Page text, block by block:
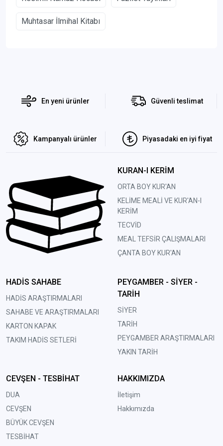
Muhtasar İlmihal Kitabı
En yeni ürünler Güvenli teslimat
Kampanyalı ürünler Piyasadaki en iyi fiyat
KURAN-I KERİM
ORTA BOY KUR'AN
KELİME MEALİ VE KUR'AN-I
KERİM
TECVİD
MEAL TEFSİR ÇALIŞMALARI
ÇANTA BOY KUR'AN
HADİS SAHABE
HADİS ARAŞTIRMALARI
SAHABE VE ARAŞTIRMALARI
KARTON KAPAK
TAKIM HADİS SETLERİ
PEYGAMBER - SİYER -
TARİH
SİYER
TARİH
PEYGAMBER ARAŞTIRMALARI
YAKIN TARİH
CEVŞEN - TESBİHAT
DUA
CEVŞEN
BÜYÜK CEVŞEN
TESBİHAT
HAKKIMIZDA
İletişim
Hakkımızda